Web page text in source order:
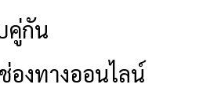
คู่กัน
องทางออนไลน์